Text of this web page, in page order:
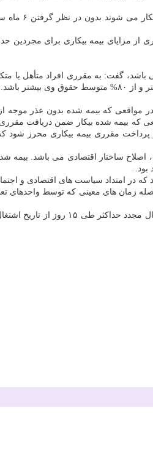
یاوری اظهار
مواقعی كه بیمه شده بدون عذر موجه از
بیمه شده بیكار ضمن دریافت مقرری
پرداخت مقرری بیمه بیكاری محرز
ساختار اقتصادی می باشد. بیمه
بود.
كه در امتداد سیاست های اقتصادی و
قانون بیمه بیكاری مكلف هستند در فاصله زمان های
مدیر كل پشتیبانی از مشاغل و بیمه بیكاری وزارت